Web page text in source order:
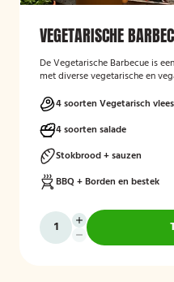
VEGETARISCHE
De Vegetarische Barbecue is
met diverse vegetarische en
garnalenalternatief en
aangevuld met verschillende
stokbrood en kruidenboter. De
inbegrepen, en de
het ophalen van de materialen.
4 soorten Vegetarisch vlees
4 soorten salade
Stokbrood + sauzen
BBQ + Borden en bestek